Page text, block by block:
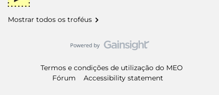
Mostrar todos os troféus
Termos e condições de utilização do MEO
Fórum
Accessibility statement